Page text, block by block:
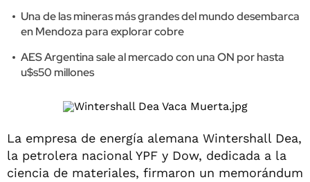
Una de las mineras más grandes del mundo desembarca
en Mendoza para explorar cobre
AES Argentina sale al mercado con una ON por hasta
u$s50 millones
La empresa de energía alemana Wintershall Dea,
la petrolera nacional YPF y Dow, dedicada a la
ciencia de materiales, firmaron un memorándum